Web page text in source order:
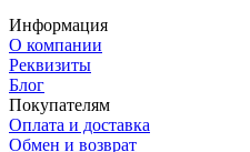
Информация
О компании
Реквизиты
Блог
Покупателям
Оплата и доставка
Обмен и возврат